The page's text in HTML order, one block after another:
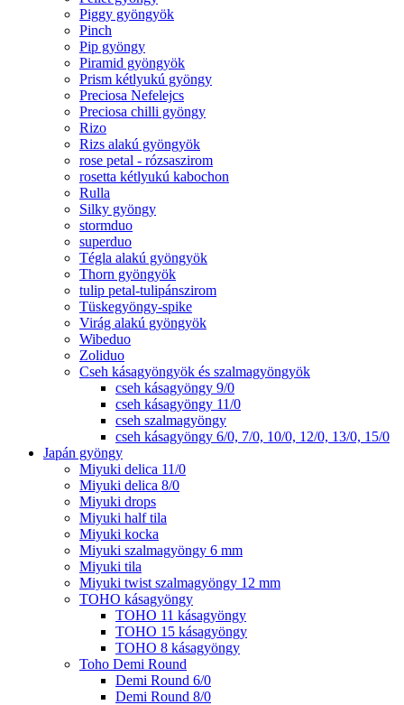
Piggy gyöngyök
Pinch
Pip gyöngy
Piramid gyöngyök
Prism kétlyukú gyöngy
Preciosa Nefelejcs
Preciosa chilli gyöngy
Rizo
Rizs alakú gyöngyök
rose petal - rózsaszirom
rosetta kétlyukú kabochon
Rulla
Silky gyöngy
stormduo
superduo
Tégla alakú gyöngyök
Thorn gyöngyök
tulip petal-tulipánszirom
Tüskegyöngy-spike
Virág alakú gyöngyök
Wibeduo
Zoliduo
Cseh kásagyöngyök és szalmagyöngyök
cseh kásagyöngy 9/0
cseh kásagyöngy 11/0
cseh szalmagyöngy
cseh kásagyöngy 6/0, 7/0, 10/0, 12/0, 13/0, 15/0
Japán gyöngy
Miyuki delica 11/0
Miyuki delica 8/0
Miyuki drops
Miyuki half tila
Miyuki kocka
Miyuki szalmagyöngy 6 mm
Miyuki tila
Miyuki twist szalmagyöngy 12 mm
TOHO kásagyöngy
TOHO 11 kásagyöngy
TOHO 15 kásagyöngy
TOHO 8 kásagyöngy
Toho Demi Round
Demi Round 6/0
Demi Round 8/0